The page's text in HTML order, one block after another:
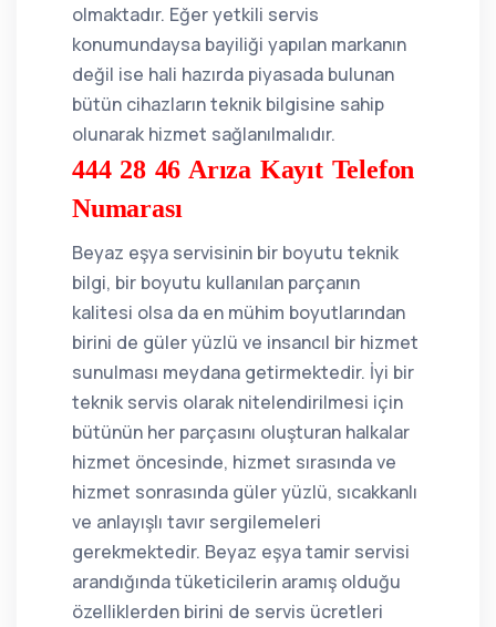
olmaktadır. Eğer yetkili servis
konumundaysa bayiliği yapılan markanın
değil ise hali hazırda piyasada bulunan
bütün cihazların teknik bilgisine sahip
olunarak hizmet sağlanılmalıdır.
444 28 46 Arıza Kayıt Telefon
Numarası
Beyaz eşya servisinin bir boyutu teknik
bilgi, bir boyutu kullanılan parçanın
kalitesi olsa da en mühim boyutlarından
birini de güler yüzlü ve insancıl bir hizmet
sunulması meydana getirmektedir. İyi bir
teknik servis olarak nitelendirilmesi için
bütünün her parçasını oluşturan halkalar
hizmet öncesinde, hizmet sırasında ve
hizmet sonrasında güler yüzlü, sıcakkanlı
ve anlayışlı tavır sergilemeleri
gerekmektedir. Beyaz eşya tamir servisi
arandığında tüketicilerin aramış olduğu
özelliklerden birini de servis ücretleri